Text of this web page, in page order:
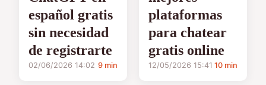
español gratis
sin necesidad
de registrarte
02/06/2026 14:02 9 min
plataformas
para chatear
gratis online
12/05/2026 15:41 10 min